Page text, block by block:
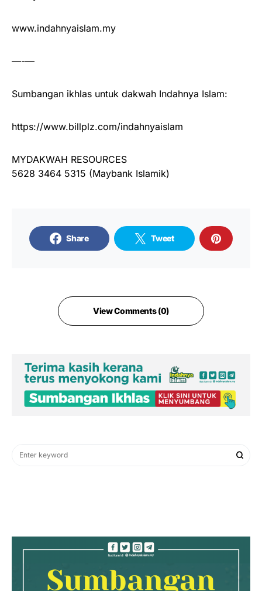
www.indahnyaislam.my
—-—
Sumbangan ikhlas untuk dakwah Indahnya Islam:
https://www.billplz.com/indahnyaislam
MYDAKWAH RESOURCES
5628 3464 5315 (Maybank Islamik)
Share Tweet
View Comments (0)